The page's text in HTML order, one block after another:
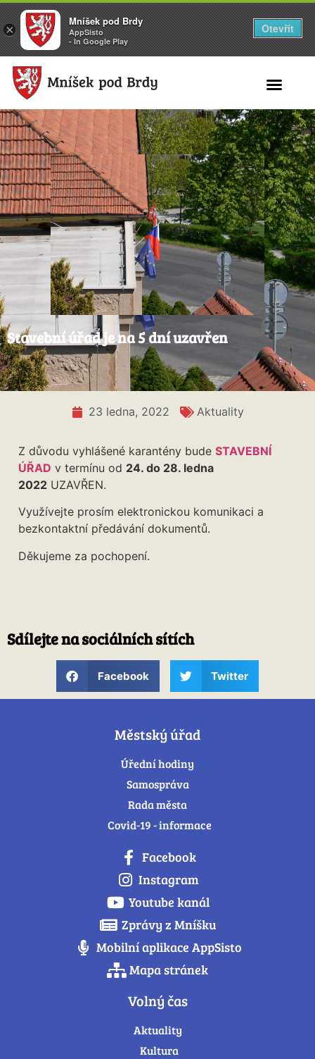
Stavební úřad je na 5 dní uzavřen
23 ledna, 2022 Aktuality
Z důvodu vyhlášené karantény bude STAVEBNÍ
ÚŘAD v termínu od 24. do 28. ledna
2022 UZAVŘEN.
Využívejte prosím elektronickou komunikaci a
bezkontaktní předávání dokumentů.
Děkujeme za pochopení.
Sdílejte na sociálních sítích
Facebook Twitter
Městský úřad
Úřední hodiny
Samospráva
Rada města
Covid-19 - informace
Facebook
Instagram
Youtube kanál
Zprávy z Mníšku
Mobilní aplikace AppSisto
Mapa stránek
Volný čas
Aktuality
Kultura
×
Mníšek pod Brdy
AppSisto
- In Google Play
Otevřít